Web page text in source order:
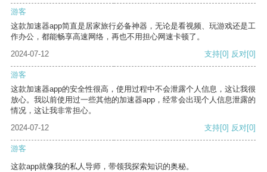
游客
这款加速器app简直是居家旅行必备神器，无论是看视频、玩游戏还是工
作办公，都能畅享高速网络，再也不用担心网速卡顿了。
2024-07-12
支持[0] 反对[0]
游客
这款加速器app的安全性很高，使用过程中不会泄露个人信息，这让我很
放心。我以前使用过一些其他的加速器app，经常会出现个人信息泄露的
情况，这让我非常担心。
2024-07-12
支持[0] 反对[0]
游客
这款app就像我的私人导师，带领我探索知识的奥秘。